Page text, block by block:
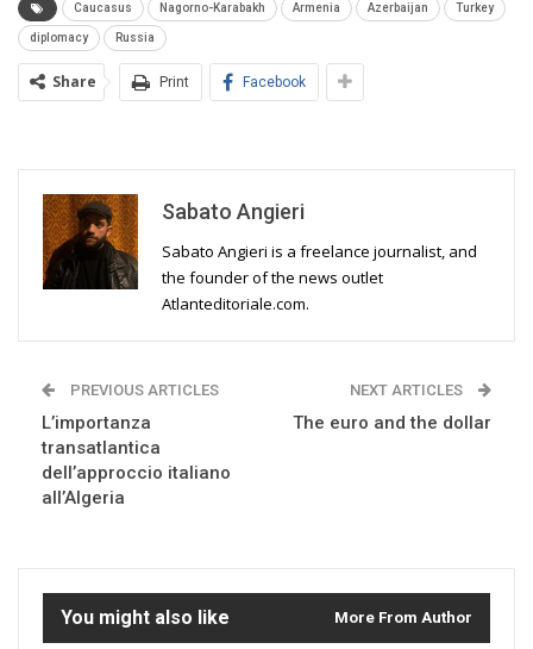
Caucasus Nagorno-Karabakh Armenia Azerbaijan Turkey
diplomacy Russia
Share Print Facebook
Sabato Angieri
Sabato Angieri is a freelance journalist, and
the founder of the news outlet
Atlanteditoriale.com.
PREVIOUS ARTICLES
L’importanza
transatlantica
dell’approccio italiano
all’Algeria
NEXT ARTICLES
The euro and the dollar
You might also like More From Author